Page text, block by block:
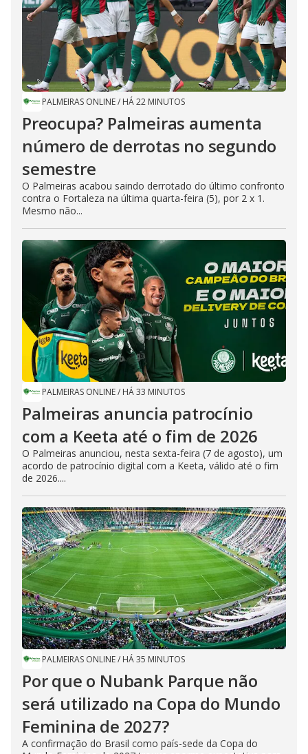
PALMEIRAS ONLINE/ HÁ 22 MINUTOS
Preocupa? Palmeiras aumenta
número de derrotas no segundo
semestre
O Palmeiras acabou saindo derrotado do último confronto
contra o Fortaleza na última quarta-feira (5), por 2 x 1.
Mesmo não...
PALMEIRAS ONLINE/ HÁ 33 MINUTOS
Palmeiras anuncia patrocínio
com a Keeta até o fim de 2026
O Palmeiras anunciou, nesta sexta-feira (7 de agosto), um
acordo de patrocínio digital com a Keeta, válido até o fim
de 2026....
PALMEIRAS ONLINE/ HÁ 35 MINUTOS
Por que o Nubank Parque não
será utilizado na Copa do Mundo
Feminina de 2027?
A confirmação do Brasil como país-sede da Copa do